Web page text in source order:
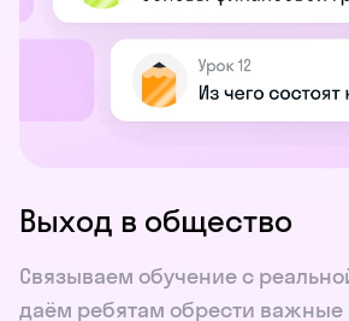
Выход в общество
Связываем обучение с
даём ребятам обрести важные